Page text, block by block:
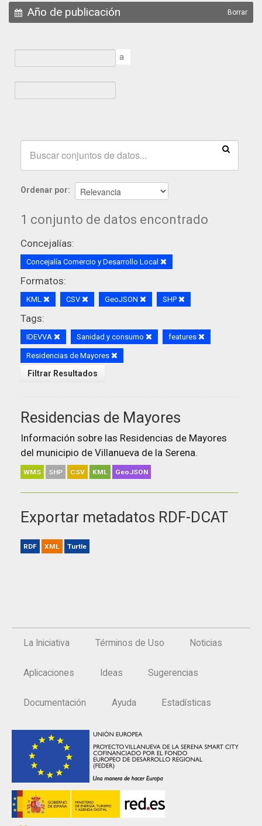
Año de publicación Borrar
a
Ordenar por
1 conjunto de datos encontrado
Concejalías:
Concejalía Comercio y Desarrollo Local
Formatos:
KML CSV GeoJSON SHP
Tags:
IDEVVA Sanidad y consumo features
Residencias de Mayores
Filtrar Resultados
Residencias de Mayores
Información sobre las Residencias de Mayores
del municipio de Villanueva de la Serena.
WMS SHP CSV KML GeoJSON
Exportar metadatos RDF-DCAT
RDF XML Turtle
La Iniciativa Términos de Uso Noticias
Aplicaciones Ideas Sugerencias
Documentación Ayuda Estadísticas